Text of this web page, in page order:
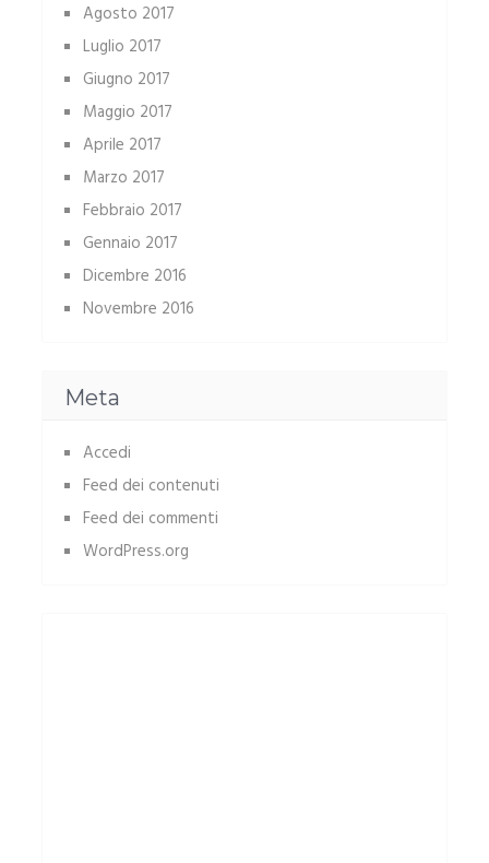
Agosto 2017
Luglio 2017
Giugno 2017
Maggio 2017
Aprile 2017
Marzo 2017
Febbraio 2017
Gennaio 2017
Dicembre 2016
Novembre 2016
Meta
Accedi
Feed dei contenuti
Feed dei commenti
WordPress.org